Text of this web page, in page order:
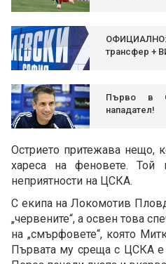
трансфер +
Първо в
нападател!
Острието притежава нещо,
хареса на феновете. Той
неприятности на ЦСКА.
С екипа на Локомотив
„червените“, а освен това
на „смърфовете“, която
Първата му среща с ЦСКА е